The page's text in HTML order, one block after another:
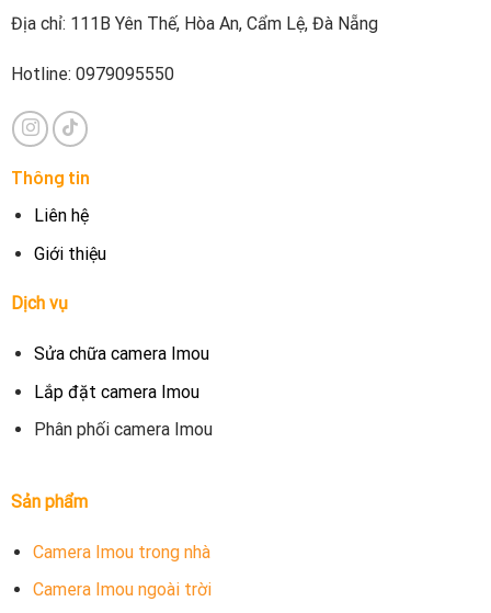
Địa chỉ: 111B Yên Thế, Hòa An, Cẩm Lệ, Đà Nẵng
Hotline: 0979095550
Thông tin
Liên hệ
Giới thiệu
Dịch vụ
Sửa chữa camera Imou
Lắp đặt camera Imou
Phân phối camera Imou
Sản phẩm
Camera Imou trong nhà
Camera Imou ngoài trời